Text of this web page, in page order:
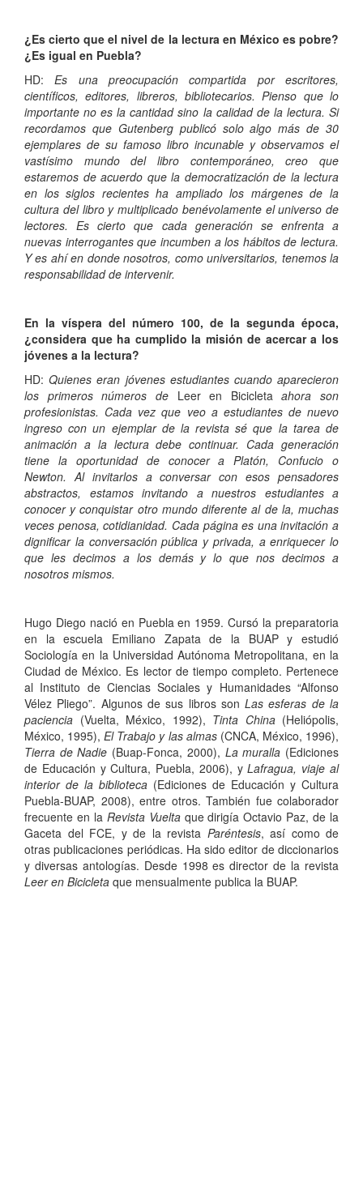
¿Es cierto que el nivel de la lectura en México es pobre?
¿Es igual en Puebla?
HD:Es una preocupación compartida por escritores,
científicos, editores, libreros, bibliotecarios. Pienso que lo
importante no es la cantidad sino la calidad de la lectura. Si
recordamos que Gutenberg publicó solo algo más de 30
ejemplares de su famoso libro incunable y observamos el
vastísimo mundo del libro contemporáneo, creo que
estaremos de acuerdo que la democratización de la lectura
en los siglos recientes ha ampliado los márgenes de la
cultura del libro y multiplicado benévolamente el universo de
lectores. Es cierto que cada generación se enfrenta a
nuevas interrogantes que incumben a los hábitos de lectura.
Y es ahí en donde nosotros, como universitarios, tenemos la
responsabilidad de intervenir.
En la víspera del número 100, de la segunda época,
¿considera que ha cumplido la misión de acercar a los
jóvenes a la lectura?
HD:Quienes eran jóvenes estudiantes cuando aparecieron
los primeros números de Leer en Bicicletaahora son
profesionistas. Cada vez que veo a estudiantes de nuevo
ingreso con un ejemplar de la revista sé que la tarea de
animación a la lectura debe continuar. Cada generación
tiene la oportunidad de conocer a Platón, Confucio o
Newton. Al invitarlos a conversar con esos pensadores
abstractos, estamos invitando a nuestros estudiantes a
conocer y conquistar otro mundo diferente al de la, muchas
veces penosa, cotidianidad. Cada página es una invitación a
dignificar la conversación pública y privada, a enriquecer lo
que les decimos a los demás y lo que nos decimos a
nosotros mismos.
Hugo Diego nació en Puebla en 1959. Cursó la preparatoria
en la escuela Emiliano Zapata de la BUAP y estudió
Sociología en la Universidad Autónoma Metropolitana, en la
Ciudad de México. Es lector de tiempo completo. Pertenece
al Instituto de Ciencias Sociales y Humanidades “Alfonso
Vélez Pliego”. Algunos de sus libros sonLas esferas de la
paciencia (Vuelta, México, 1992), Tinta China(Heliópolis,
México, 1995),El Trabajo y las almas(CNCA, México, 1996),
Tierra de Nadie (Buap-Fonca, 2000), La muralla (Ediciones
de Educación y Cultura, Puebla, 2006), yLafragua, viaje al
interior de la biblioteca (Ediciones de Educación y Cultura
Puebla-BUAP, 2008), entre otros. También fue colaborador
frecuente en la Revista Vueltaque dirigía Octavio Paz, de la
Gaceta del FCE, y de la revista Paréntesis, así como de
otras publicaciones periódicas. Ha sido editor de diccionarios
y diversas antologías. Desde 1998 es director de la revista
Leer en Bicicleta que mensualmente publica la BUAP.